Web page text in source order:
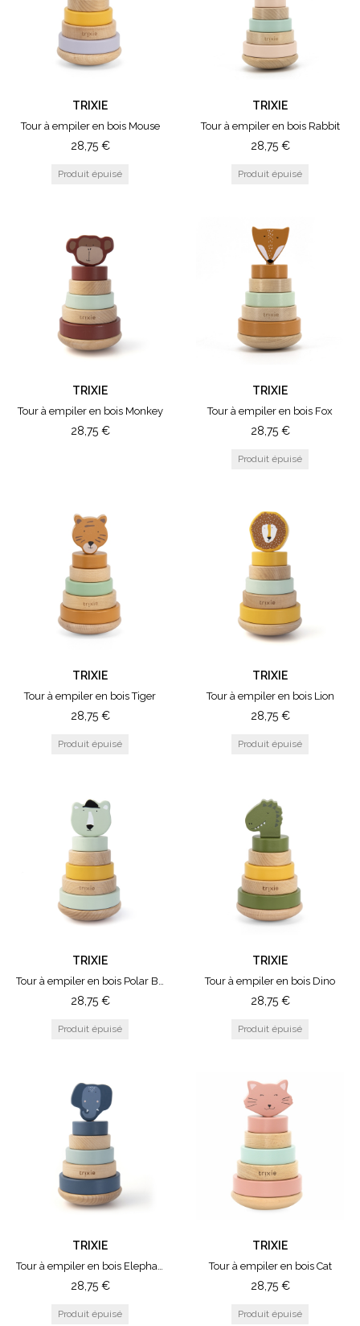
TRIXIE
Tour à empiler en bois Mouse
28,75 €
TRIXIE
Tour à empiler en bois Rabbit
28,75 €
TRIXIE
Tour à empiler en bois Monkey
28,75 €
TRIXIE
Tour à empiler en bois Fox
28,75 €
TRIXIE
Tour à empiler en bois Tiger
28,75 €
TRIXIE
Tour à empiler en bois Lion
28,75 €
TRIXIE
Tour à empiler en bois Polar Bear
28,75 €
TRIXIE
Tour à empiler en bois Dino
28,75 €
TRIXIE
Tour à empiler en bois Elephant
28,75 €
TRIXIE
Tour à empiler en bois Cat
28,75 €